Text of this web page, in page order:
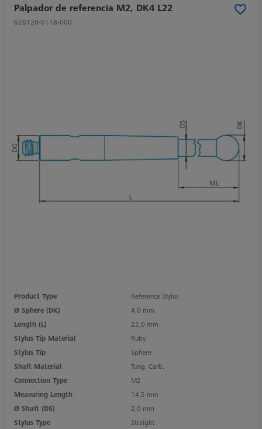
Palpador de referencia M2, DK4 L22
626120-0118-000
Product Type
Reference Stylus
Ø Sphere (DK)
4,0 mm
Length (L)
22,0 mm
Stylus Tip Material
Ruby
Stylus Tip
Sphere
Shaft Material
Tung. Carb.
Connection Type
M2
Measuring Length
14,5 mm
Ø Shaft (DS)
2,0 mm
Stylus Type
Straight